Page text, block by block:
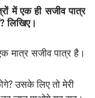
में एक ही सजीव पात्र
लिखिए।
मात्र सजीव पात्र है।
उसके लिए तो मेरी